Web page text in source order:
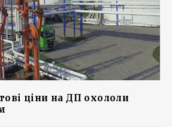
ціни на ДП охололи